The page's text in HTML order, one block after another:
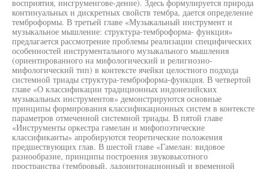
восприятия, инсгруменгове-дение). Здесь формулируется природа
континуальных и дискретных свойств тембра, дается определение
темброформы. В третьей главе «Музыкальный инструмент и
музыкальное мышление: структура-темброформа- функция»
предлагается рассмотрение проблемы реализации специфических
особенностей инструментального музыкального мышления
(ориентированного на мифологический и религиозно-
мифологический тип) в контексте ячейки целостного подхода
системной триады структура-темброформа-фуикция. В четвертой
главе «О классификации традиционных индонезийских
музыкальных инструментов» демонстрируются основные
принципы формирования классификационных систем в контексте
параметров отмеченной системной триады. В пятой главе
«Инструменты оркестра гамелан и мифопоэтические
классификанты» апробируются теоретические положения
предшествующих глав. В шестой главе «Гамелан: видовое
разнообразие, принципы построения звуковысотного
пространства (тембровый, ладоинтонационный и временной